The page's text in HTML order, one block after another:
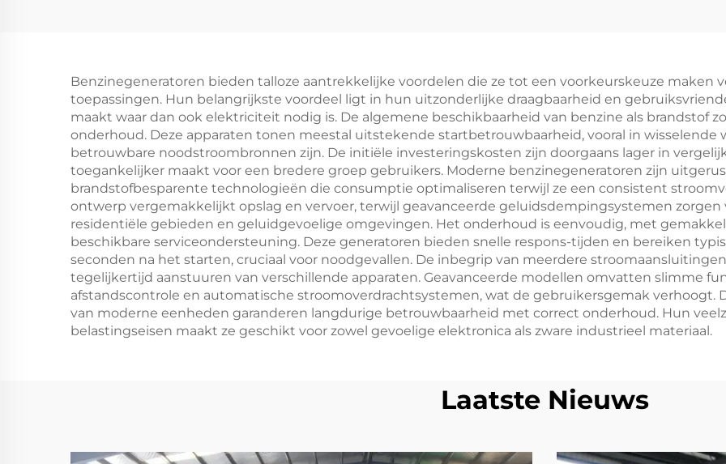
rendement voor
stroomopwekking
Benzinegeneratoren bieden talloze aantrekkelijke voordelen die ze tot een voorkeurskeuze maken
toepassingen. Hun belangrijkste voordeel ligt in hun uitzonderlijke draagbaarheid en
maakt waar dan ook elektriciteit nodig is. De algemene beschikbaarheid van benzine als brandstof
onderhoud. Deze apparaten tonen meestal uitstekende startbetrouwbaarheid, vooral in wisselende
betrouwbare noodstroombronnen zijn. De initiële investeringskosten zijn doorgaans lager in
toegankelijker maakt voor een bredere groep gebruikers. Moderne benzinegeneratoren zijn
brandstofbesparente technologieën die consumptie optimaliseren terwijl ze een consistent
ontwerp vergemakkelijkt opslag en vervoer, terwijl geavanceerde geluidsdempingsystemen zorgen
residentiële gebieden en geluidgevoelige omgevingen. Het onderhoud is eenvoudig, met
beschikbare serviceondersteuning. Deze generatoren bieden snelle respons-tijden en bereiken
seconden na het starten, cruciaal voor noodgevallen. De inbegrip van meerdere
tegelijkertijd aanstuuren van verschillende apparaten. Geavanceerde modellen omvatten slimme
afstandscontrole en automatische stroomoverdrachtsystemen, wat de gebruikersgemak verhoogt.
van moderne eenheden garanderen langdurige betrouwbaarheid met correct onderhoud. Hun
belastingseisen maakt ze geschikt voor zowel gevoelige elektronica als zware industrieel materiaal.
Laatste Nieuws